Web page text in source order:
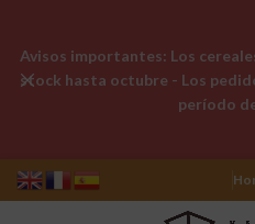
Avisos importantes: Los
stock hasta octubre - Los
período